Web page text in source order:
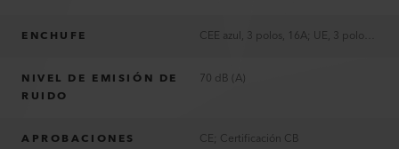
ENCHUFE
NIVEL DE EMISIÓN DE
RUIDO
70 dB (A)
APROBACIONES CE; Certificación CB